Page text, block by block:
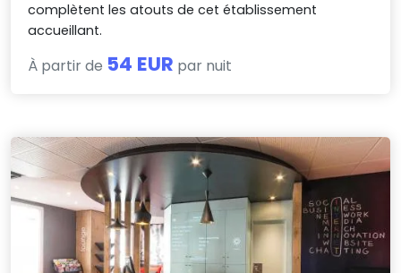
complètent les atouts de cet établissement
accueillant.
À partir de 54 EUR par nuit